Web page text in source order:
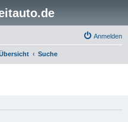
Anmelden
Suche